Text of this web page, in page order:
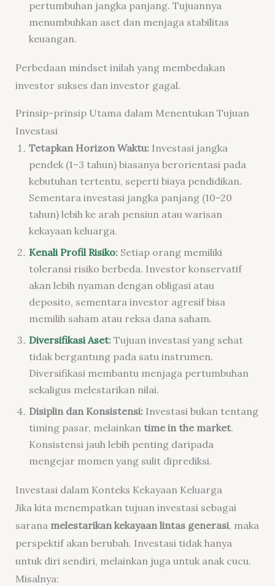
pertumbuhan jangka panjang. Tujuannya
menumbuhkan aset dan menjaga stabilitas
keuangan.
Perbedaan mindset inilah yang membedakan
investor sukses dan investor gagal.
Prinsip-prinsip Utama dalam Menentukan Tujuan
Investasi
Tetapkan Horizon Waktu: Investasi jangka
pendek (1–3 tahun) biasanya berorientasi pada
kebutuhan tertentu, seperti biaya pendidikan.
Sementara investasi jangka panjang (10–20
tahun) lebih ke arah pensiun atau warisan
kekayaan keluarga.
Kenali Profil Risiko: Setiap orang memiliki
toleransi risiko berbeda. Investor konservatif
akan lebih nyaman dengan obligasi atau
deposito, sementara investor agresif bisa
memilih saham atau reksa dana saham.
Diversifikasi Aset: Tujuan investasi yang sehat
tidak bergantung pada satu instrumen.
Diversifikasi membantu menjaga pertumbuhan
sekaligus melestarikan nilai.
Disiplin dan Konsistensi: Investasi bukan tentang
timing pasar, melainkan time in the market.
Konsistensi jauh lebih penting daripada
mengejar momen yang sulit diprediksi.
Investasi dalam Konteks Kekayaan Keluarga
Jika kita menempatkan tujuan investasi sebagai
sarana melestarikan kekayaan lintas generasi, maka
perspektif akan berubah. Investasi tidak hanya
untuk diri sendiri, melainkan juga untuk anak cucu.
Misalnya: